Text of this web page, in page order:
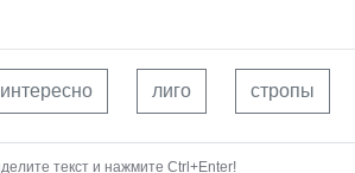
лиго стропы
текст и нажмите Ctrl+Enter!